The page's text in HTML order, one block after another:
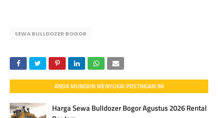
SEWA BULLDOZER BOGOR
ANDA MUNGKIN MENYUKAI POSTINGAN INI
Harga Sewa Bulldozer Bogor Agustus 2026 Rental